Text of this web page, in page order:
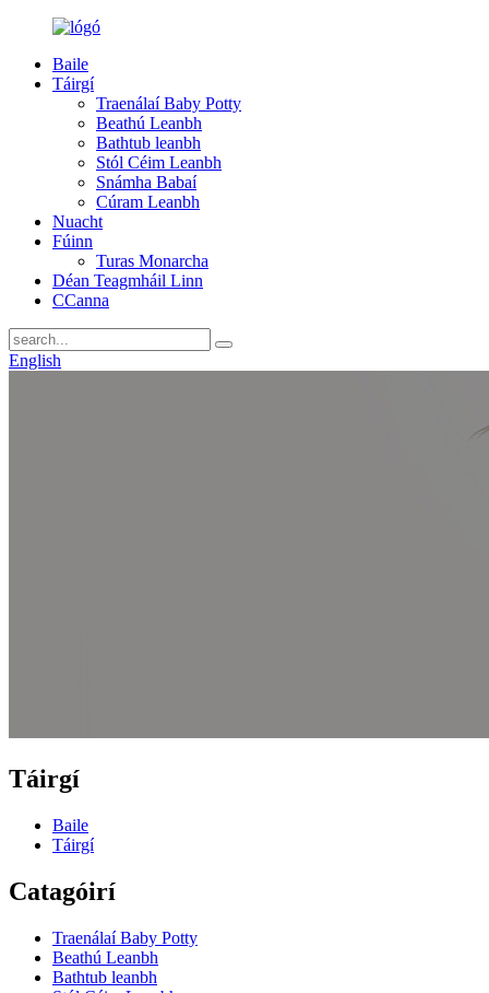
Baile
Táirgí
Traenálaí Baby Potty
Beathú Leanbh
Bathtub leanbh
Stól Céim Leanbh
Snámha Babaí
Cúram Leanbh
Nuacht
Fúinn
Turas Monarcha
Déan Teagmháil Linn
CCanna
English
Táirgí
Baile
Táirgí
Catagóirí
Traenálaí Baby Potty
Beathú Leanbh
Bathtub leanbh